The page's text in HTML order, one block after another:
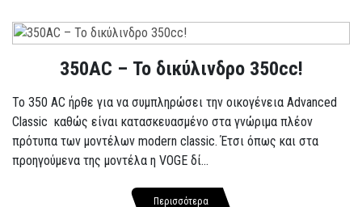
350AC – Το δικύλινδρο 350cc!
To 350 AC ήρθε για να συμπληρώσει την οικογένεια Advanced
Classic καθώς είναι κατασκευασμένο στα γνώριμα πλέον
πρότυπα των μοντέλων modern classic. Έτσι όπως και στα
προηγούμενα της μοντέλα η VOGE δί...
Περισσότερα